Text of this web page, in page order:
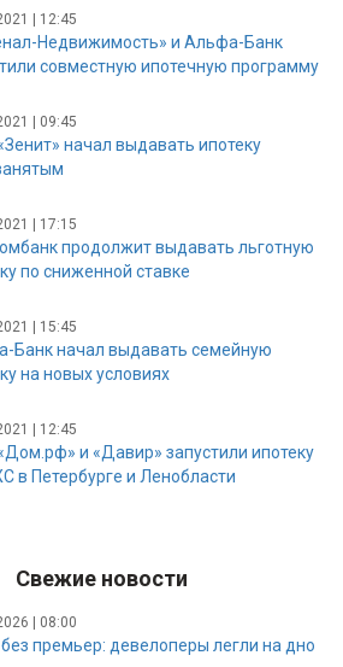
| 12:45
Недвижимость» и Альфа-Банк
совместную ипотечную программу
| 09:45
начал выдавать ипотеку
| 17:15
продолжит выдавать льготную
по сниженной ставке
| 15:45
Банк начал выдавать семейную
на новых условиях
| 12:45
и «Давир» запустили ипотеку
в Петербурге и Ленобласти
Свежие новости
| 08:00
премьер: девелоперы легли на дно